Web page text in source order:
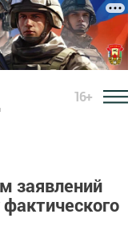
16+
заявлений